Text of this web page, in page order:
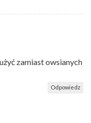
zamiast owsianych
Odpowiedz